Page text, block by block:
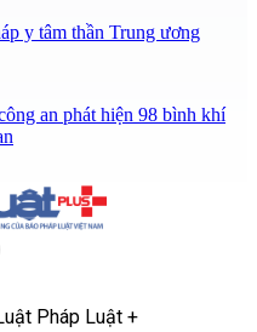
y tâm thần Trung ương
an phát hiện 98 bình khí
Pháp Luật +